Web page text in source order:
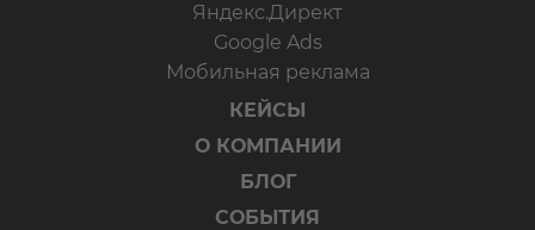
Яндекс.Директ
Google Ads
Мобильная реклама
КЕЙСЫ
О КОМПАНИИ
БЛОГ
СОБЫТИЯ